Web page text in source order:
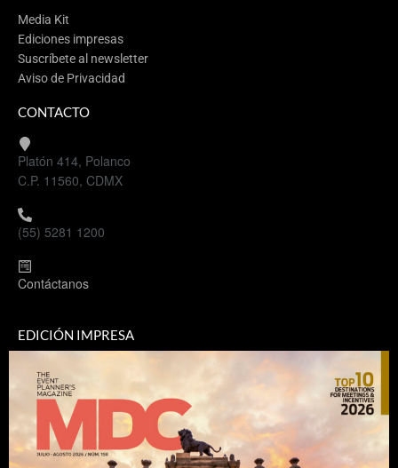
Media Kit
Ediciones impresas
Suscríbete al newsletter
Aviso de Privacidad
CONTACTO
Platón 414, Polanco
C.P. 11560, CDMX
(55) 5281 1200
Contáctanos
EDICIÓN IMPRESA